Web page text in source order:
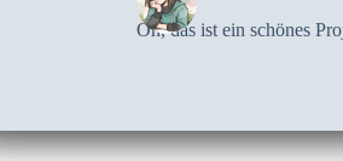
Oh, das ist ein schönes